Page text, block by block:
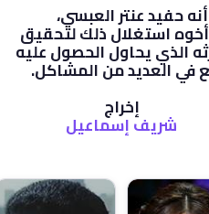
حفيد عنتر العبسي،
استغلال ذلك لتحقيق
الذي يحاول الحصول عليه
في العديد من المشاكل.
إخراج
شريف إسماعيل